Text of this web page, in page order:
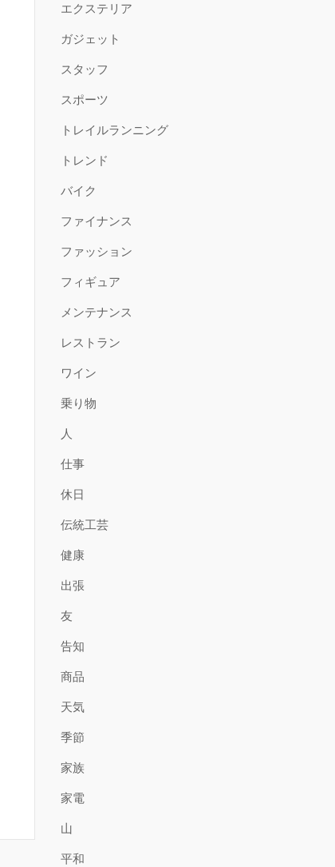
エクステリア
ガジェット
スタッフ
スポーツ
トレイルランニング
トレンド
バイク
ファイナンス
ファッション
フィギュア
メンテナンス
レストラン
ワイン
乗り物
人
仕事
休日
伝統工芸
健康
出張
友
告知
商品
天気
季節
家族
家電
山
平和